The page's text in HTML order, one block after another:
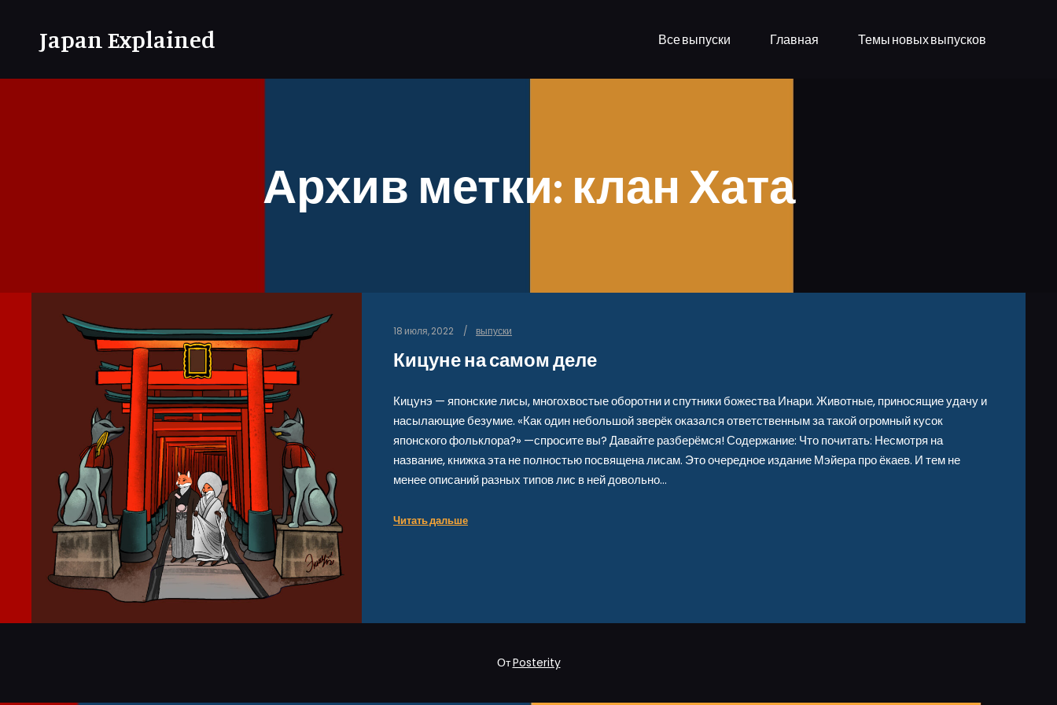
Japan Explained Все выпуски Главная Темы новых выпусков
Архив метки: клан Хата
18 июля, 2022 выпуски
Кицуне на самом деле
Кицунэ — японские лисы, многохвостые оборотни и спутники божества Инари. Животные, приносящие удачу и
насылающие безумие. «Как один небольшой зверёк оказался ответственным за такой огромный кусок
японского фольклора?» —спросите вы? Давайте разберёмся! Содержание: Что почитать: Несмотря на
название, книжка эта не полностью посвящена лисам. Это очередное издание Мэйера про ёкаев. И тем не
менее описаний разных типов лис в ней довольно…
Читать дальше
ОтPosterity